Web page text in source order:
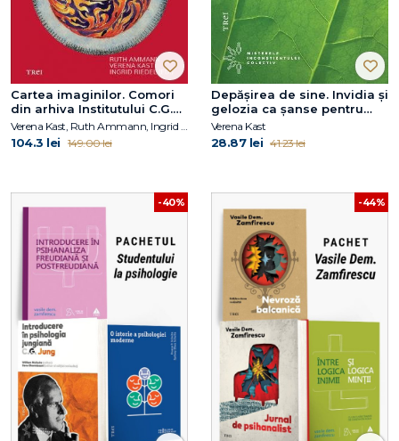
Cartea imaginilor. Comori
din arhiva Institutului C.G.
Jung din Zürich
104.3 lei 149.00 lei
Depășirea de sine. Invidia și
gelozia ca șanse pentru
dezvoltarea personală
Verena Kast
28.87 lei 41.23 lei
-40% -44%